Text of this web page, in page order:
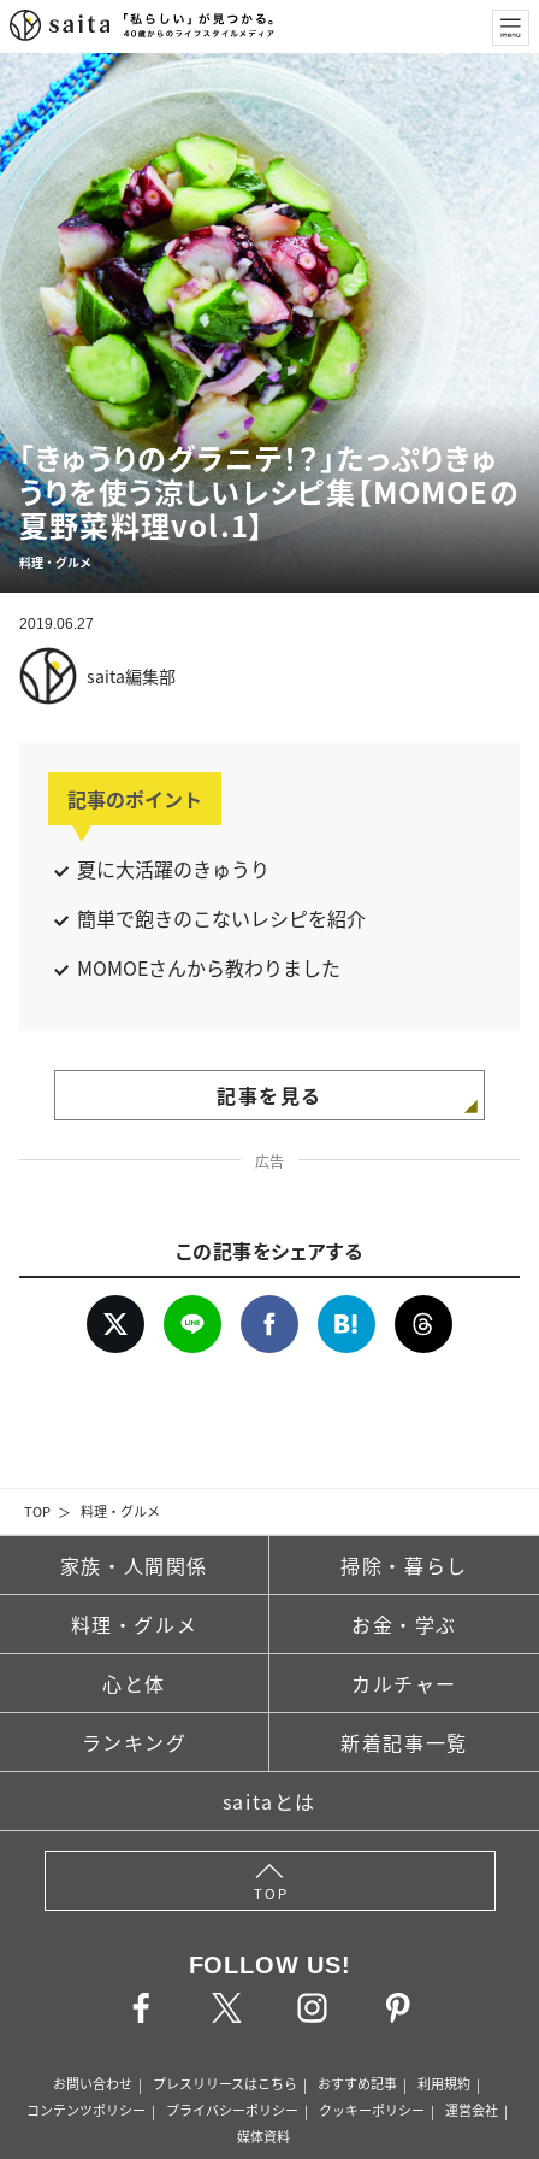
TOP 料理・グルメ
「きゅうりのグラニテ！？」たっぷりきゅ
うりを使う涼しいレシピ集【MOMOEの
夏野菜料理vol.1】
料理・グルメ
2019.06.27
saita編集部
記事のポイント
夏に大活躍のきゅうり
簡単で飽きのこないレシピを紹介
MOMOEさんから教わりました
記事を見る
広告
この記事をシェアする
家族・人間関係 掃除・暮らし
料理・グルメ お金・学ぶ
心と体 カルチャー
ランキング 新着記事一覧
saitaとは
TOP
FOLLOW US!
お問い合わせ プレスリリースはこちら おすすめ記事
利用規約
コンテンツポリシー
プライバシーポリシー クッキーポリシー
運営会社
媒体資料